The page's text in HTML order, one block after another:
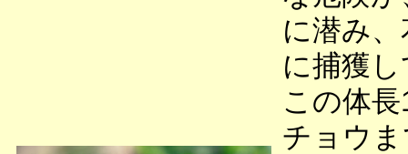
に潜み
に捕獲
この体
チョウ